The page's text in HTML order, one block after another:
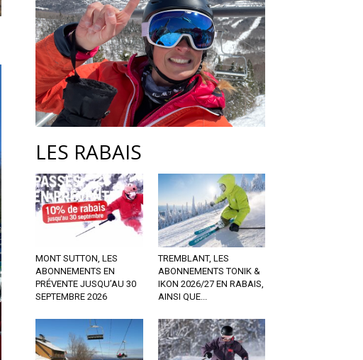
LES RABAIS
MONT SUTTON, LES
ABONNEMENTS EN
PRÉVENTE JUSQU’AU 30
SEPTEMBRE 2026
TREMBLANT, LES
ABONNEMENTS TONIK &
IKON 2026/27 EN RABAIS,
AINSI QUE...